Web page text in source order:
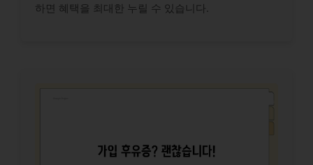
하면 혜택을 최대한 누릴 수 있습니다.